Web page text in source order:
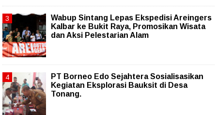
Wabup Sintang Lepas Ekspedisi Areingers
Kalbar ke Bukit Raya, Promosikan Wisata
dan Aksi Pelestarian Alam
PT Borneo Edo Sejahtera Sosialisasikan
Kegiatan Eksplorasi Bauksit di Desa
Tonang.